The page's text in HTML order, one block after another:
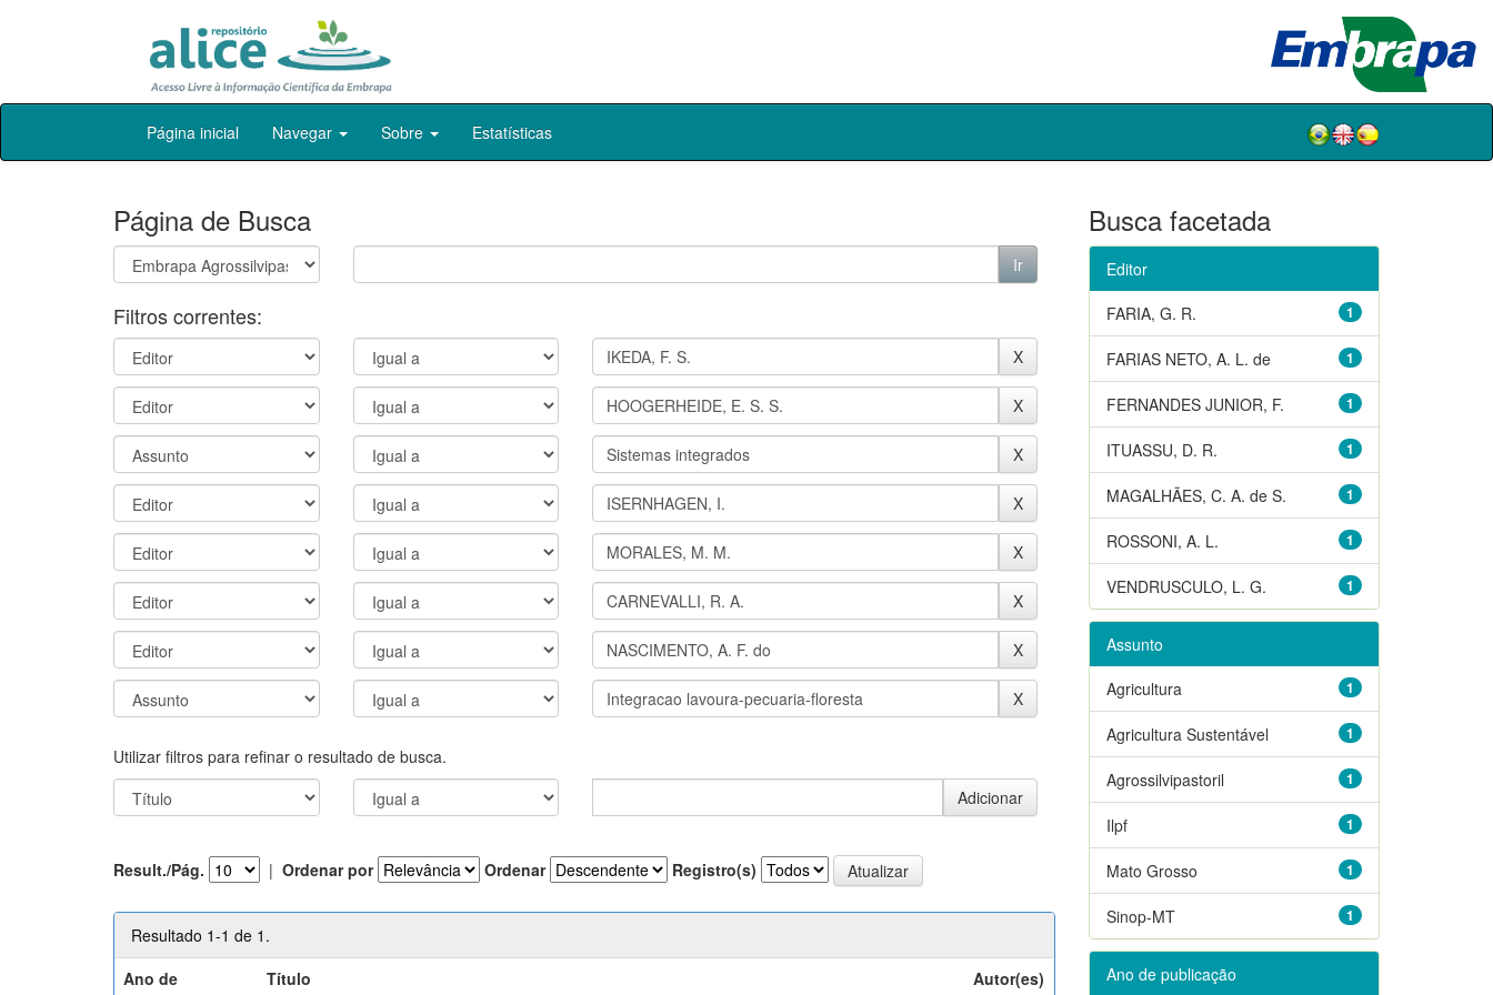
Skip
Página inicial Navegar Sobre Estatísticas
Página de Busca
Filtros correntes:
Utilizar filtros para refinar o resultado de busca.
Result./Pág. | Ordenar por Ordenar Registro(s)
Resultado 1-1 de 1.
Ano de
Título Autor(es)
Busca facetada
Editor
1
FARIA, G. R.
1
FARIAS NETO, A. L. de
1
FERNANDES JUNIOR, F.
1
ITUASSU, D. R.
1
MAGALHÃES, C. A. de S.
1
ROSSONI, A. L.
1
VENDRUSCULO, L. G.
Assunto
1
Agricultura
1
Agricultura Sustentável
1
Agrossilvipastoril
1
Ilpf
1
Mato Grosso
1
Sinop-MT
Ano de publicação